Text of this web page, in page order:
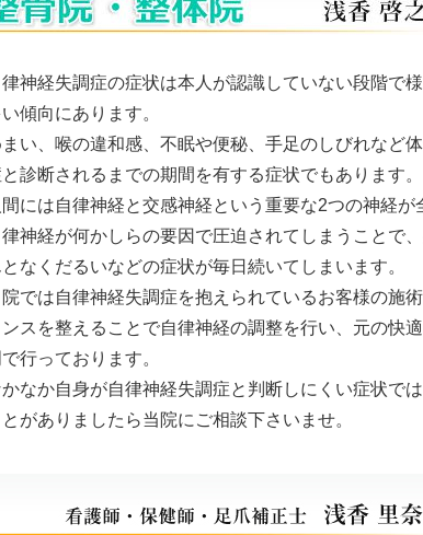
神経失調症の症状は本人が認識していない段階で
傾向にあります。
い、喉の違和感、不眠や便秘、手足のしびれなど
診断されるまでの期間を有する症状でもあります。
には自律神経と交感神経という重要な2つの神経が
神経が何かしらの要因で圧迫されてしまうことで
なくだるいなどの症状が毎日続いてしまいます。
では自律神経失調症を抱えられているお客様の施
スを整えることで自律神経の調整を行い、元の快
行っております。
なか自身が自律神経失調症と判断しにくい症状で
がありましたら当院にご相談下さいませ。